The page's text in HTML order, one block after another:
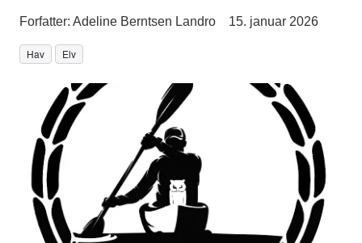
Forfatter: Adeline Berntsen Landro 15. januar 2026
Hav Elv